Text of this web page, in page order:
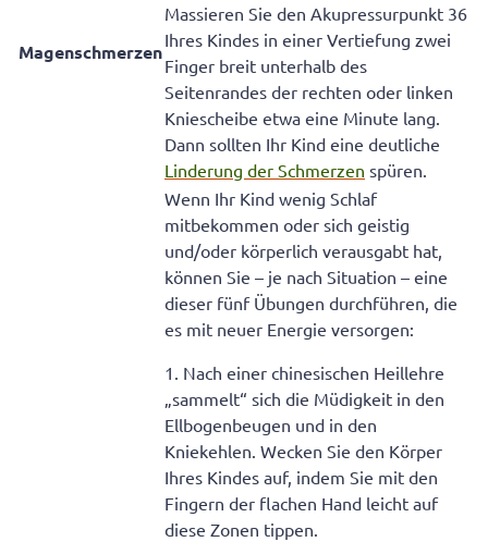
Magenschmerzen
Massieren Sie den Akupressurpunkt 36
Ihres Kindes in einer Vertiefung zwei
Finger breit unterhalb des
Seitenrandes der rechten oder linken
Kniescheibe etwa eine Minute lang.
Dann sollten Ihr Kind eine deutliche
Linderung der Schmerzen spüren.
Wenn Ihr Kind wenig Schlaf
mitbekommen oder sich geistig
und/oder körperlich verausgabt hat,
können Sie – je nach Situation – eine
dieser fünf Übungen durchführen, die
es mit neuer Energie versorgen:
1. Nach einer chinesischen Heillehre
„sammelt“ sich die Müdigkeit in den
Ellbogenbeugen und in den
Kniekehlen. Wecken Sie den Körper
Ihres Kindes auf, indem Sie mit den
Fingern der flachen Hand leicht auf
diese Zonen tippen.